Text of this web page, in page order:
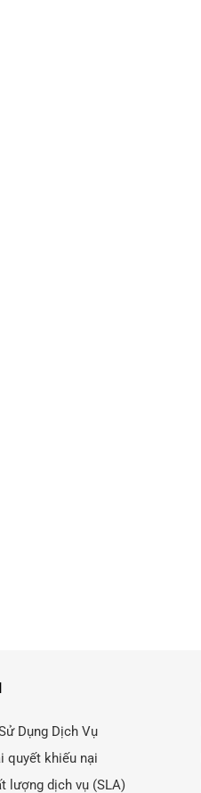
Dụng Dịch Vụ
quyết khiếu nại
lượng dịch vụ (SLA)